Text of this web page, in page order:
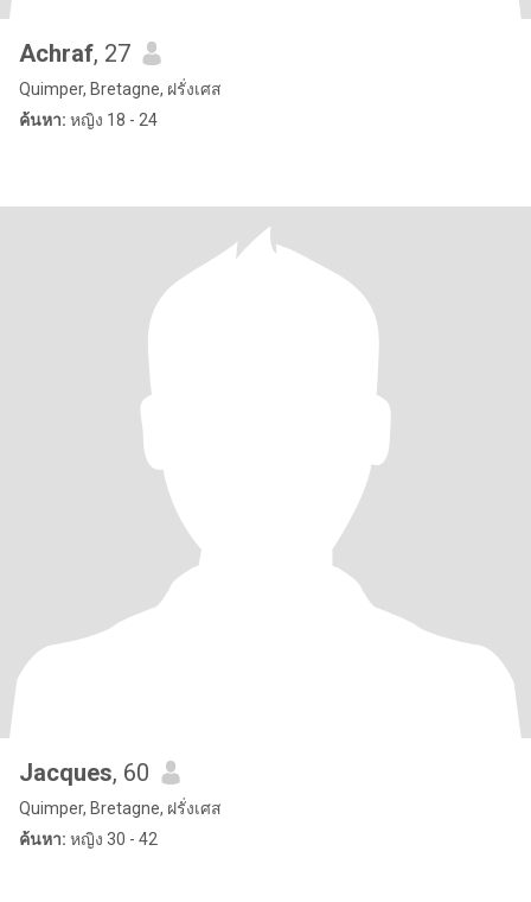
Achraf, 27
Quimper, Bretagne, ฝรั่งเศส
ค้นหา: หญิง 18 - 24
Jacques, 60
Quimper, Bretagne, ฝรั่งเศส
ค้นหา: หญิง 30 - 42